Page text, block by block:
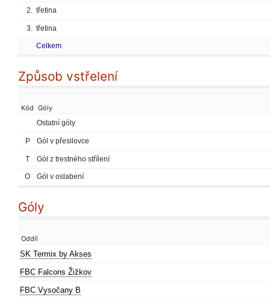
2. třetina
3. třetina
Celkem
Způsob vstřelení
Kód Góly
Ostatní góly
P Gól v přesilovce
T Gól z trestného střílení
O Gól v oslabení
Góly
Oddíl
SK Termix by Akses
FBC Falcons Žižkov
FBC Vysočany B